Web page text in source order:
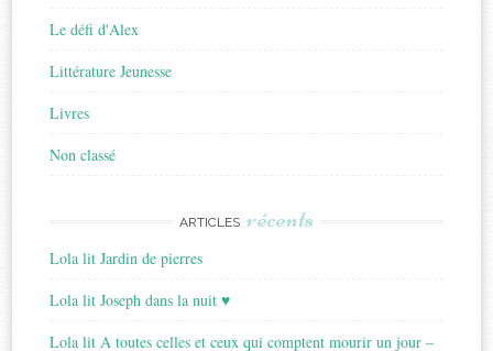
Le défi d'Alex
Littérature Jeunesse
Livres
Non classé
ARTICLES récents
Lola lit Jardin de pierres
Lola lit Joseph dans la nuit ♥
Lola lit A toutes celles et ceux qui comptent mourir un jour –